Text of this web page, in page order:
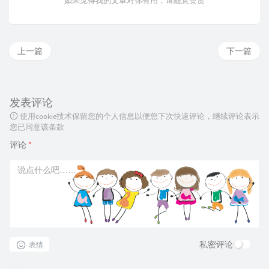
下一篇
上一篇
发表评论
使用cookie技术保留您的个人信息以便您下次快速评论，继续评论表示
您已同意该条款
评论 *
表情 私密评论